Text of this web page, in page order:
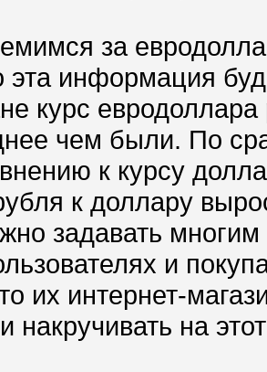
за
эта информация
курс
чем были. По
к курсу
к доллару
задавать
и
их интернет-
накручивать на